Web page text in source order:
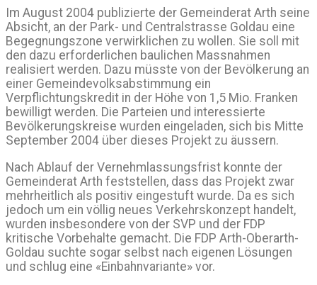
Im August 2004 publizierte der Gemeinderat Arth seine
Absicht, an der Park- und Centralstrasse Goldau eine
Begegnungszone verwirklichen zu wollen. Sie soll mit
den dazu erforderlichen baulichen Massnahmen
realisiert werden. Dazu müsste von der Bevölkerung an
einer Gemeindevolksabstimmung ein
Verpflichtungskredit in der Höhe von 1,5 Mio. Franken
bewilligt werden. Die Parteien und interessierte
Bevölkerungskreise wurden eingeladen, sich bis Mitte
September 2004 über dieses Projekt zu äussern.
Nach Ablauf der Vernehmlassungsfrist konnte der
Gemeinderat Arth feststellen, dass das Projekt zwar
mehrheitlich als positiv eingestuft wurde. Da es sich
jedoch um ein völlig neues Verkehrskonzept handelt,
wurden insbesondere von der SVP und der FDP
kritische Vorbehalte gemacht. Die FDP Arth-Oberarth-
Goldau suchte sogar selbst nach eigenen Lösungen
und schlug eine «Einbahnvariante» vor.